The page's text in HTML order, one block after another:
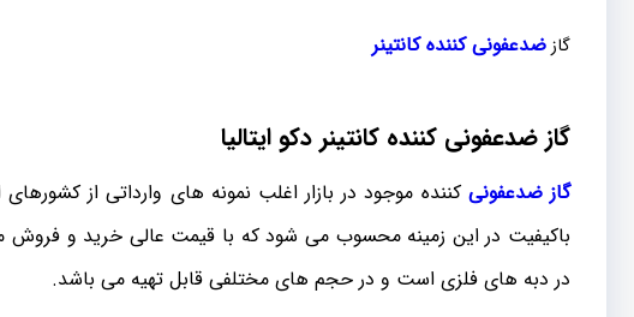
گازضدعفونی کننده کانتینر
گاز ضدعفونی کننده کانتینر دکو ایتالیا
گاز ضدعفونی کننده موجود در بازار اغلب نمونه های وارداتی از
باکیفیت در این زمینه محسوب می شود که با قیمت عالی خرید و فروش می
در دبه های فلزی است و در حجم های مختلفی قابل تهیه می باشد.